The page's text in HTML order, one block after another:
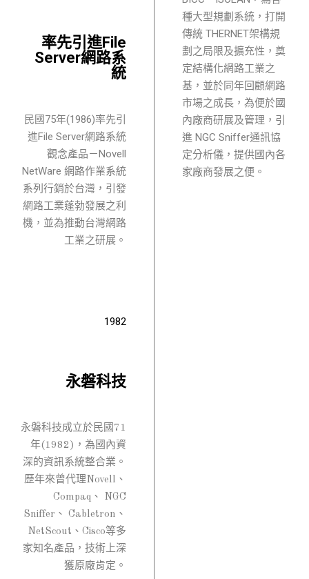
率先引進File
Server網路系
統
民國75年(1986)率先引
進File Server網路系統
觀念產品－Novell
NetWare 網路作業系統
系列行銷於台灣，引發
網路工業蓬勃發展之利
機，並為推動台灣網路
工業之研展。
1982
永磐科技
永磐科技成立於民國71
年(1982)，為國內資
深的資訊系統整合業。
歷年來曾代理Novell、
Compaq、 NGC
Sniffer、 Cabletron、
NetScout、Cisco等多
家知名產品，技術上深
獲原廠肯定。
種大型規劃系統，打開
傳統 THERNET架構規
劃之局限及擴充性，奠
定結構化網路工業之
基，並於同年回顧網路
市場之成長，為便於國
內廠商研展及管理，引
進 NGC Sniffer通訊協
定分析儀，提供國內各
家廠商發展之便。